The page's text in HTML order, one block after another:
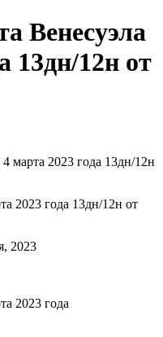
Венесуэла
13дн/12н от
марта 2023 года 13дн/12н
2023 года 13дн/12н от
2023
2023 года